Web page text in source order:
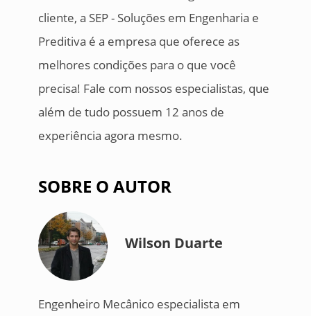
cliente, a SEP - Soluções em Engenharia e
Preditiva é a empresa que oferece as
melhores condições para o que você
precisa! Fale com nossos especialistas, que
além de tudo possuem 12 anos de
experiência agora mesmo.
SOBRE O AUTOR
Wilson Duarte
Engenheiro Mecânico especialista em